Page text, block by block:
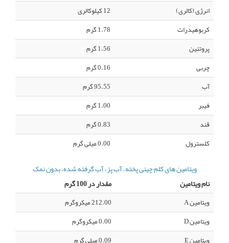
انرژی (کالری)
12 کیلوکالری
کربوهیدرات
1.78 گرم
پروتئین
1.56 گرم
چربی
0.16 گرم
آب
95.55 گرم
فیبر
1.00 گرم
قند
0.83 گرم
کلسترول
0.00 میلی گرم
ویتامین های کلم چینی پخته، آب پز، آب گرفته شده، بدون نمک
نام ویتامین
مقدار در 100 گرم
ویتامین A
212.00 میکروگرم
ویتامین D
0.00 میکروگرم